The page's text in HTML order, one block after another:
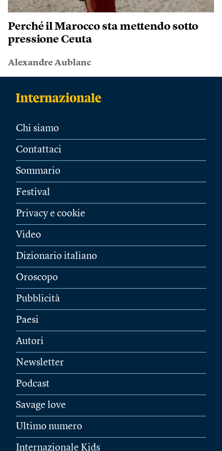
Perché il Marocco sta mettendo sotto
pressione Ceuta
Alexandre Aublanc
Chi siamo
Contattaci
Sommario
Festival
Privacy e cookie
Video
Dizionario italiano
Oroscopo
Pubblicità
Paesi
Autori
Newsletter
Podcast
Savage love
Ultimo numero
Internazionale Kids